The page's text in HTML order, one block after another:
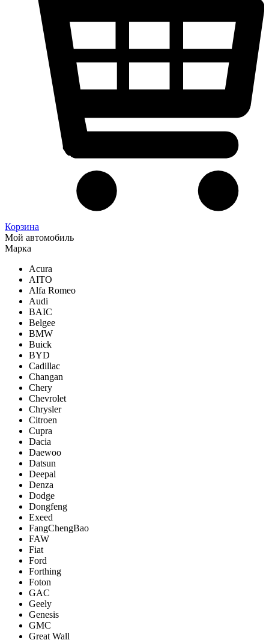
Корзина
Мой автомобиль
Марка
Acura
AITO
Alfa Romeo
Audi
BAIC
Belgee
BMW
Buick
BYD
Cadillac
Changan
Chery
Chevrolet
Chrysler
Citroen
Cupra
Dacia
Daewoo
Datsun
Deepal
Denza
Dodge
Dongfeng
Exeed
FangChengBao
FAW
Fiat
Ford
Forthing
Foton
GAC
Geely
Genesis
GMC
Great Wall